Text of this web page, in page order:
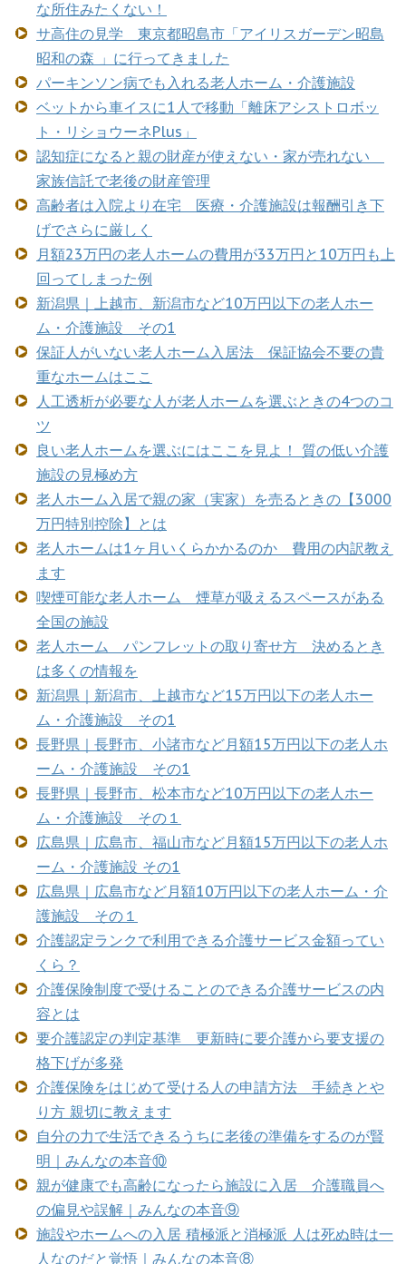
な所住みたくない！
サ高住の見学 東京都昭島市「アイリスガーデン昭島
昭和の森 」に行ってきました
パーキンソン病でも入れる老人ホーム・介護施設
ベットから車イスに1人で移動「離床アシストロボッ
ト・リショウーネPlus」
認知症になると親の財産が使えない・家が売れない
家族信託で老後の財産管理
高齢者は入院より在宅 医療・介護施設は報酬引き下
げでさらに厳しく
月額23万円の老人ホームの費用が33万円と10万円も上
回ってしまった例
新潟県｜上越市、新潟市など10万円以下の老人ホー
ム・介護施設 その1
保証人がいない老人ホーム入居法 保証協会不要の貴
重なホームはここ
人工透析が必要な人が老人ホームを選ぶときの4つのコ
ツ
良い老人ホームを選ぶにはここを見よ！ 質の低い介護
施設の見極め方
老人ホーム入居で親の家（実家）を売るときの【3000
万円特別控除】とは
老人ホームは1ヶ月いくらかかるのか 費用の内訳教え
ます
喫煙可能な老人ホーム 煙草が吸えるスペースがある
全国の施設
老人ホーム パンフレットの取り寄せ方 決めるとき
は多くの情報を
新潟県｜新潟市、上越市など15万円以下の老人ホー
ム・介護施設 その1
長野県｜長野市、小諸市など月額15万円以下の老人ホ
ーム・介護施設 その1
長野県｜長野市、松本市など10万円以下の老人ホー
ム・介護施設 その１
広島県｜広島市、福山市など月額15万円以下の老人ホ
ーム・介護施設 その1
広島県｜広島市など月額10万円以下の老人ホーム・介
護施設 その１
介護認定ランクで利用できる介護サービス金額ってい
くら？
介護保険制度で受けることのできる介護サービスの内
容とは
要介護認定の判定基準 更新時に要介護から要支援の
格下げが多発
介護保険をはじめて受ける人の申請方法 手続きとや
り方 親切に教えます
自分の力で生活できるうちに老後の準備をするのが賢
明｜みんなの本音⑩
親が健康でも高齢になったら施設に入居 介護職員へ
の偏見や誤解｜みんなの本音⑨
施設やホームへの入居 積極派と消極派 人は死ぬ時は一
人なのだと覚悟｜みんなの本音⑧